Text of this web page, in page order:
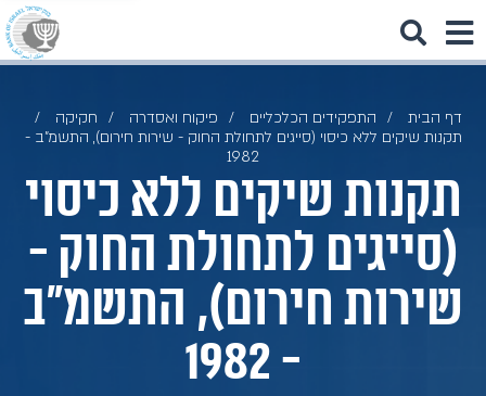
דף הבית התפקידים הכלכליים פיקוח ואסדרה
חקיקה
תקנות שיקים ללא כיסוי (סייגים לתחולת החוק - שירות חירום), התשמ"ב -
1982
תקנות שיקים ללא כיסוי
(סייגים לתחולת החוק -
שירות חירום), התשמ"ב
- 1982